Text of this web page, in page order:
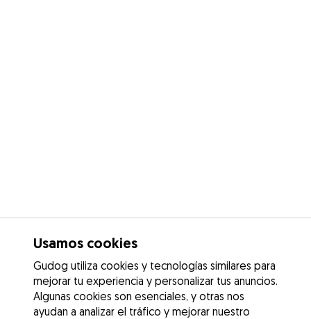
Usamos cookies
Gudog utiliza cookies y tecnologías similares para
mejorar tu experiencia y personalizar tus anuncios.
Algunas cookies son esenciales, y otras nos
ayudan a analizar el tráfico y mejorar nuestro